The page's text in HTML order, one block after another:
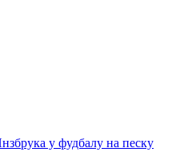
у фудбалу на песку